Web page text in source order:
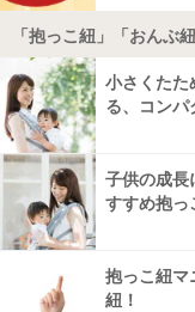
「抱っこ紐」「おんぶ
小さくたた
る、コン
子供の成長
すすめ抱っ
抱っこ紐マ
紐！